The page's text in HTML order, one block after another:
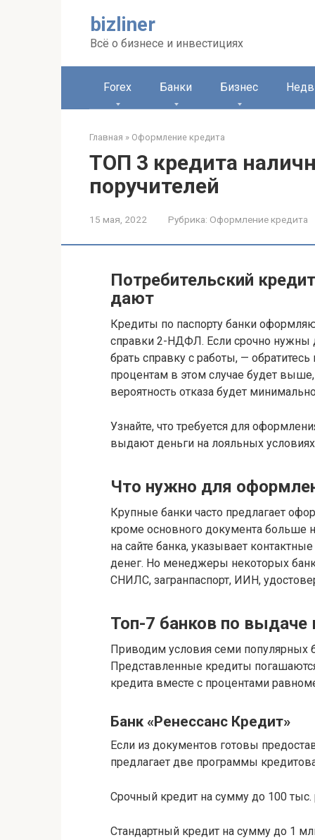
bizliner
Всё о бизнесе и инвестициях
Forex Банки Бизнес
Главная » Оформление кредита
ТОП 3 кредита
поручителей
15 мая, 2022 Рубрика: Оформление кредита
Потребительский
дают
Кредиты по паспорту банки
справки 2-НДФЛ. Если срочно нужны
брать справку с работы, —
процентам в этом случае будет
вероятность отказа будет
Узнайте, что требуется для
выдают деньги на лояльных
Что нужно для
Крупные банки часто предлагает
кроме основного документа больше
на сайте банка, указывает
денег. Но менеджеры некоторых
СНИЛС, загранпаспорт, ИИН,
Топ-7 банков по выдаче
Приводим условия семи популярных
Представленные кредиты
кредита вместе с процентами
Банк «Ренессанс Кредит»
Если из документов готовы
предлагает две программы
Срочный кредит на сумму до 100 тыс.
Стандартный кредит на сумму до 1